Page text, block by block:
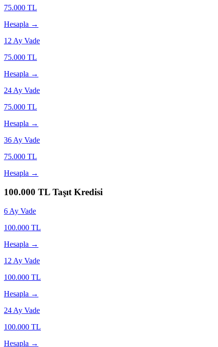
75.000 TL
Hesapla →
12 Ay Vade
75.000 TL
Hesapla →
24 Ay Vade
75.000 TL
Hesapla →
36 Ay Vade
75.000 TL
Hesapla →
100.000 TL Taşıt Kredisi
6 Ay Vade
100.000 TL
Hesapla →
12 Ay Vade
100.000 TL
Hesapla →
24 Ay Vade
100.000 TL
Hesapla →